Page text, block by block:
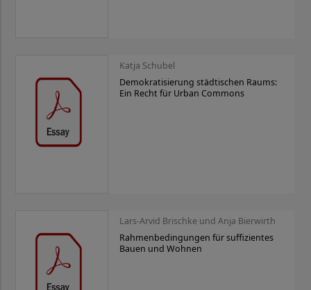
Katja Schubel
Demokratisierung städtischen Raums:
Ein Recht für Urban Commons
Lars-Arvid Brischke und Anja Bierwirth
Rahmenbedingungen für suffizientes
Bauen und Wohnen